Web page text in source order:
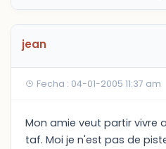
jean
Fecha : 04-01-2005 11:37 am
Mon amie veut partir vivre
taf. Moi je n'est pas de